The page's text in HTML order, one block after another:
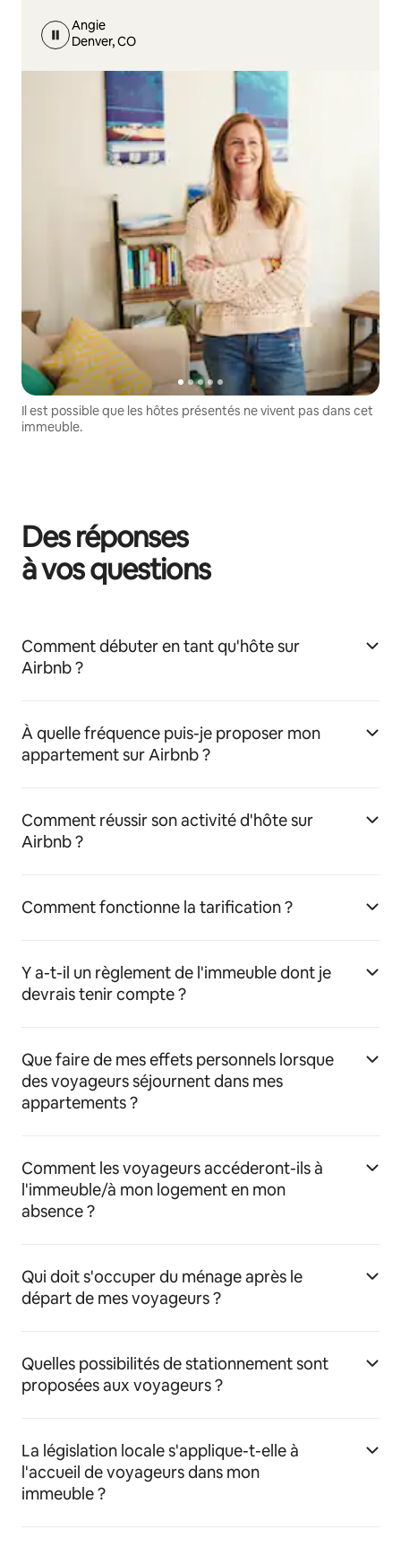
Angie
Denver, CO
Il est possible que les hôtes présentés ne vivent pas dans cet
immeuble.
Des réponses
à vos questions
Comment débuter en tant qu'hôte sur
Airbnb ?
À quelle fréquence puis-je proposer mon
appartement sur Airbnb ?
Comment réussir son activité d'hôte sur
Airbnb ?
Comment fonctionne la tarification ?
Y a-t-il un règlement de l'immeuble dont je
devrais tenir compte ?
Que faire de mes effets personnels lorsque
des voyageurs séjournent dans mes
appartements ?
Comment les voyageurs accéderont-ils à
l'immeuble/à mon logement en mon
absence ?
Qui doit s'occuper du ménage après le
départ de mes voyageurs ?
Quelles possibilités de stationnement sont
proposées aux voyageurs ?
La législation locale s'applique-t-elle à
l'accueil de voyageurs dans mon
immeuble ?